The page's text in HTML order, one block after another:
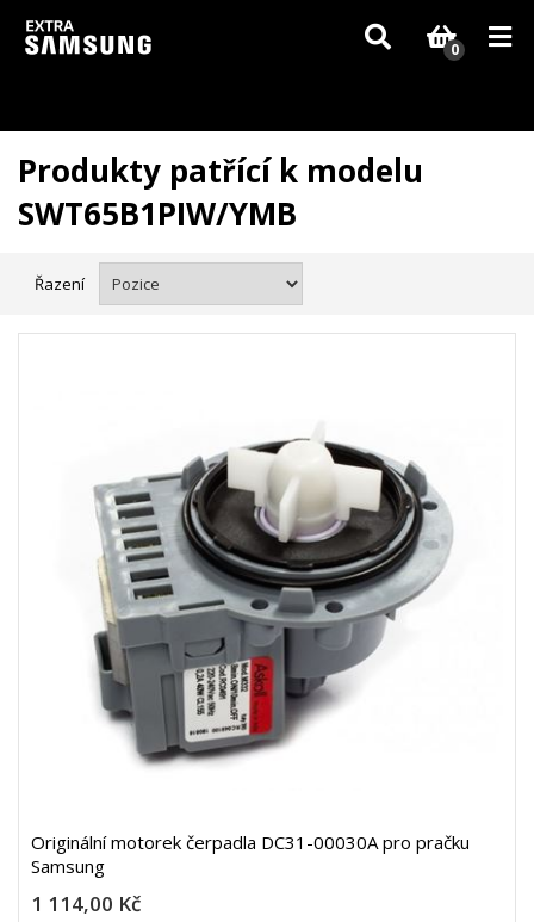
Vzhledem k aktuální situaci se může dodání dílů, které nejsou skladem,
zpozdit. Děkujeme za pochopení.
0
Produkty patřící k modelu
SWT65B1PIW/YMB
Řazení
Originální motorek čerpadla DC31-00030A pro pračku
Samsung
1 114,00 Kč